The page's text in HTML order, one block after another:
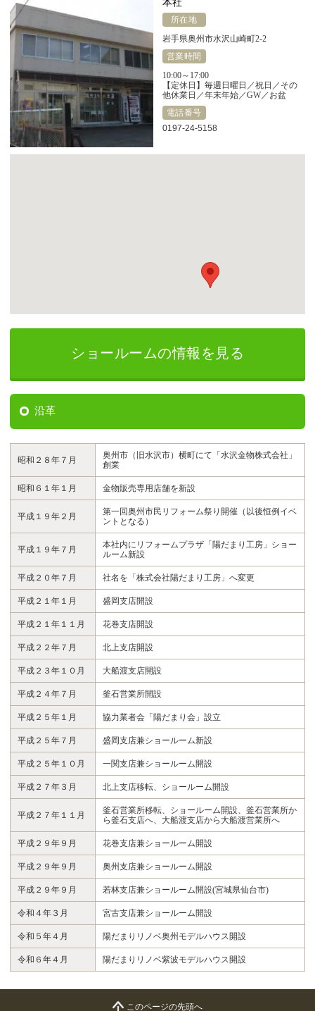
本社
所在地
岩手県奥州市水沢山崎町2-2
営業時間
10:00～17:00
【定休日】毎週日曜日／祝日／その
他休業日／年末年始／GW／お盆
電話番号
0197-24-5158
ショールームの情報を見る
沿革
昭和２８年７月
奥州市（旧水沢市）横町にて「水沢金物株式会社」
創業
昭和６１年１月 金物販売専用店舗を新設
平成１９年２月
第一回奥州市民リフォーム祭り開催（以後恒例イベ
ントとなる）
平成１９年７月
本社内にリフォームプラザ「陽だまり工房」ショー
ルーム新設
平成２０年７月 社名を「株式会社陽だまり工房」へ変更
平成２１年１月 盛岡支店開設
平成２１年１１月 花巻支店開設
平成２２年７月 北上支店開設
平成２３年１０月 大船渡支店開設
平成２４年７月 釜石営業所開設
平成２５年１月 協力業者会「陽だまり会」設立
平成２５年７月 盛岡支店兼ショールーム新設
平成２５年１０月 一関支店兼ショールーム開設
平成２７年３月 北上支店移転、ショールーム開設
平成２７年１１月
釜石営業所移転、ショールーム開設、釜石営業所か
ら釜石支店へ、大船渡支店から大船渡営業所へ
平成２９年９月 花巻支店兼ショールーム開設
平成２９年９月 奥州支店兼ショールーム開設
平成２９年９月 若林支店兼ショールーム開設(宮城県仙台市)
令和４年３月 宮古支店兼ショールーム開設
令和５年４月 陽だまりリノベ奥州モデルハウス開設
令和６年４月 陽だまりリノベ紫波モデルハウス開設
このページの先頭へ